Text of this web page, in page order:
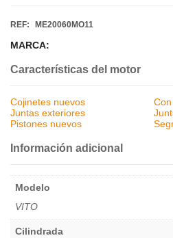
REF: ME20060MO11
MARCA:
Características del motor
Cojinetes nuevos
Juntas exteriores
Pistones nuevos
Información adicional
Modelo
VITO
Cilindrada